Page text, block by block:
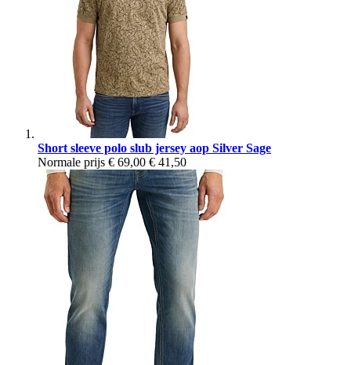
Short sleeve polo slub jersey aop Silver Sage
Normale prijs € 69,00 € 41,50